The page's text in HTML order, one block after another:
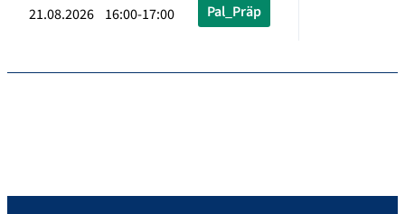
21.08.2026 16:00-17:00 Pal_Präp